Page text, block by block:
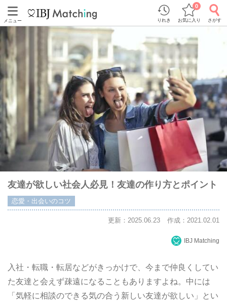
メニュー りれき お気に入り
0
さがす
友達が欲しい社会人必見！友達の作り方とポイント
恋愛・出会いのコツ
更新：2025.06.23 作成：2021.02.01
IBJ Matching
入社・転職・転居などがきっかけで、今まで仲良くしてい
た友達と会えず疎遠になることもありますよね。中には
「気軽に相談のできる気の合う新しい友達が欲しい」とい